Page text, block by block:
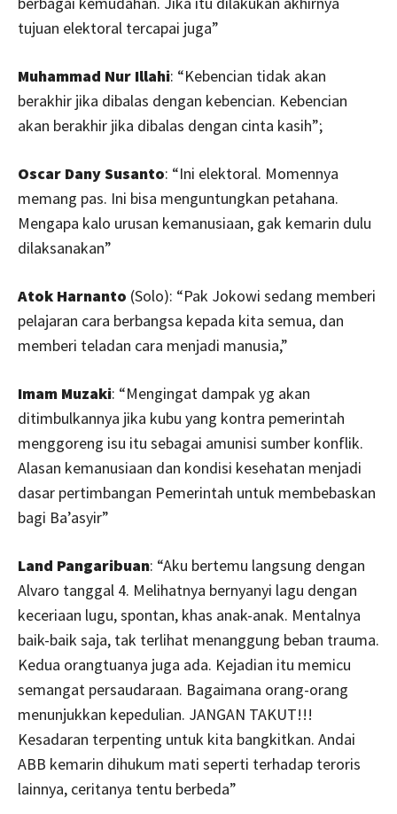
tujuan elektoral tercapai juga”
Muhammad Nur Illahi: “Kebencian tidak akan
berakhir jika dibalas dengan kebencian. Kebencian
akan berakhir jika dibalas dengan cinta kasih”;
Oscar Dany Susanto: “Ini elektoral. Momennya
memang pas. Ini bisa menguntungkan petahana.
Mengapa kalo urusan kemanusiaan, gak kemarin dulu
dilaksanakan”
Atok Harnanto (Solo): “Pak Jokowi sedang memberi
pelajaran cara berbangsa kepada kita semua, dan
memberi teladan cara menjadi manusia,”
Imam Muzaki: “Mengingat dampak yg akan
ditimbulkannya jika kubu yang kontra pemerintah
menggoreng isu itu sebagai amunisi sumber konflik.
Alasan kemanusiaan dan kondisi kesehatan menjadi
dasar pertimbangan Pemerintah untuk membebaskan
bagi Ba’asyir”
Land Pangaribuan: “Aku bertemu langsung dengan
Alvaro tanggal 4. Melihatnya bernyanyi lagu dengan
keceriaan lugu, spontan, khas anak-anak. Mentalnya
baik-baik saja, tak terlihat menanggung beban trauma.
Kedua orangtuanya juga ada. Kejadian itu memicu
semangat persaudaraan. Bagaimana orang-orang
menunjukkan kepedulian. JANGAN TAKUT!!!
Kesadaran terpenting untuk kita bangkitkan. Andai
ABB kemarin dihukum mati seperti terhadap teroris
lainnya, ceritanya tentu berbeda”